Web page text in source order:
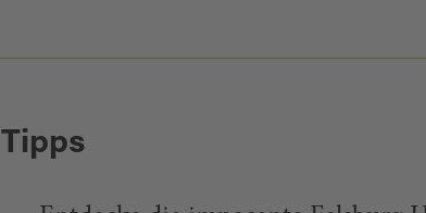
Tipps